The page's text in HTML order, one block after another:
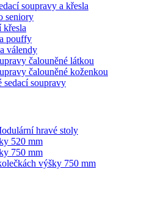
soupravy a křesla
seniory
křesla
pouffy
válendy
čalouněné látkou
čalouněné koženkou
sedací soupravy
hravé stoly
520 mm
750 mm
výšky 750 mm